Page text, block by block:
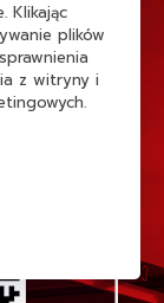
Klikając
plików
z witryny i